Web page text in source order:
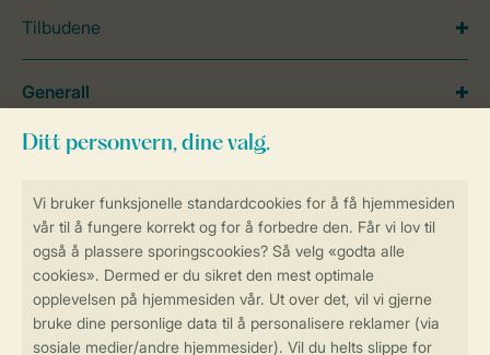
Sikker og rask online booking
Sikker datahåndtering
Tilbudene
Generall
Service
Betalingsmuligheder